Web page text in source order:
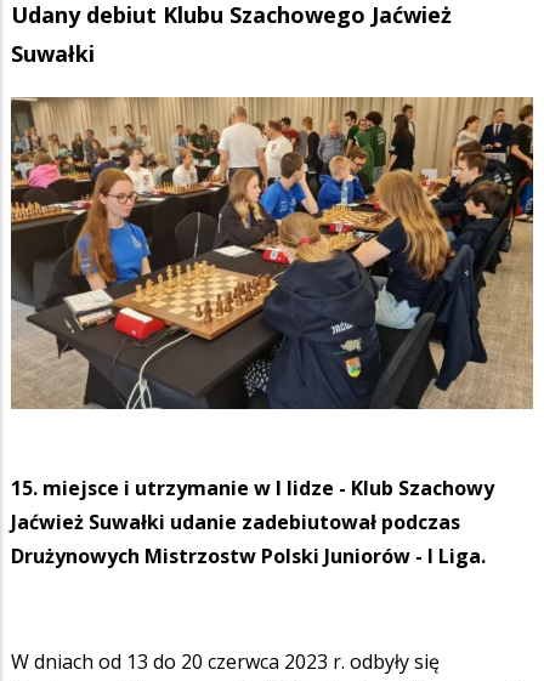
Udany debiut Klubu Szachowego Jaćwież
Suwałki
15. miejsce i utrzymanie w I lidze - Klub Szachowy
Jaćwież Suwałki udanie zadebiutował podczas
Drużynowych Mistrzostw Polski Juniorów - I Liga.
W dniach od 13 do 20 czerwca 2023 r. odbyły się